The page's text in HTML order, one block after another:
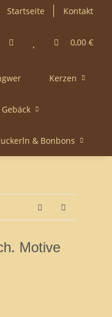
Startseite Kontakt
0,00 €
Kerzen
& Bonbons
Motive